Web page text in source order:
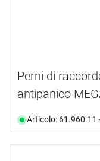
Perni di
antipanico
Articolo: 61.960.11